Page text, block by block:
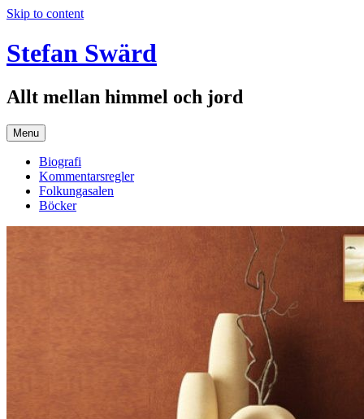
Skip to content
Stefan Swärd
Allt mellan himmel och jord
Menu
Biografi
Kommentarsregler
Folkungasalen
Böcker